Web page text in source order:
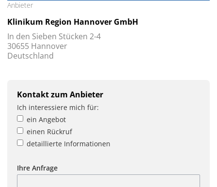
Anbieter
Klinikum Region Hannover GmbH
In den Sieben Stücken 2-4
30655 Hannover
Deutschland
Kontakt zum Anbieter
Ich interessiere mich für:
ein Angebot
einen Rückruf
detaillierte Informationen
Ihre Anfrage